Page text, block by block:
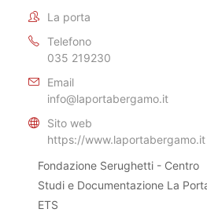
La porta
Telefono
035 219230
Email
info@laportabergamo.it
Sito web
https://www.laportabergamo.it
Fondazione Serughetti - Centro
Studi e Documentazione La
ETS